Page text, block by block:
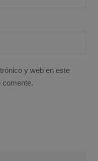
y web en este
comente.